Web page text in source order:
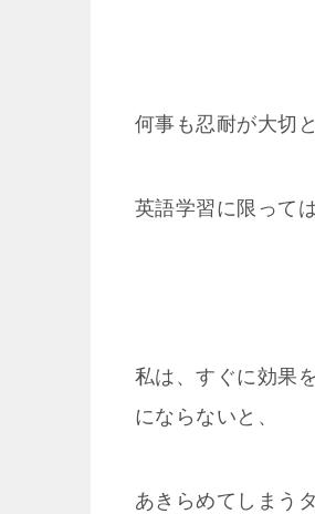
何事も忍耐が大切
英語学習に限って
私は、すぐに効果
にならないと、
あきらめてしまう